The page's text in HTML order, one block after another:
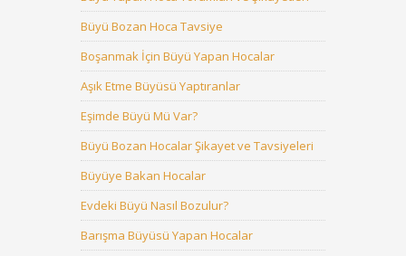
Büyü Bozan Hoca Tavsiye
Boşanmak İçin Büyü Yapan Hocalar
Aşık Etme Büyüsü Yaptıranlar
Eşimde Büyü Mü Var?
Büyü Bozan Hocalar Şikayet ve Tavsiyeleri
Büyüye Bakan Hocalar
Evdeki Büyü Nasıl Bozulur?
Barışma Büyüsü Yapan Hocalar